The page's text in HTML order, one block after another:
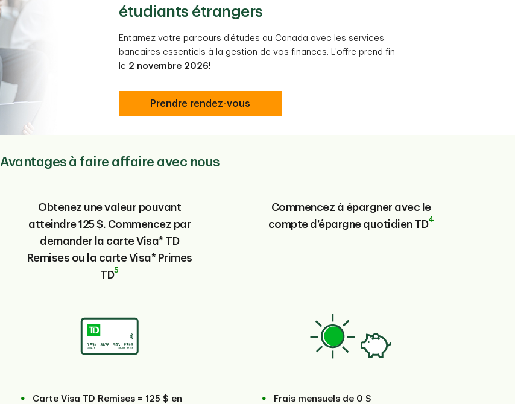
étudiants étrangers
Entamez votre parcours d’études au Canada avec les services
bancaires essentiels à la gestion de vos finances. L’offre prend fin
le 2 novembre 2026!
Prendre rendez-vous
Avantages à faire affaire avec nous
Obtenez une valeur pouvant
atteindre 125 $. Commencez par
demander la carte Visa* TD
Remises ou la carte Visa* Primes
TD5
Carte Visa TD Remises = 125 $ en
Commencez à épargner avec le
compte d’épargne quotidien TD4
Frais mensuels de 0 $